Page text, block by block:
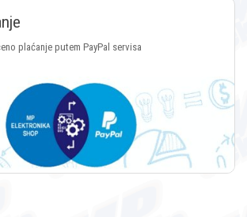
Plaćanje putem svih vrsta